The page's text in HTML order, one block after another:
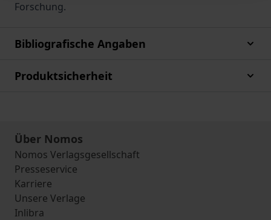
Forschung.
Bibliografische Angaben
Produktsicherheit
Über Nomos
Nomos Verlagsgesellschaft
Presseservice
Karriere
Unsere Verlage
Inlibra